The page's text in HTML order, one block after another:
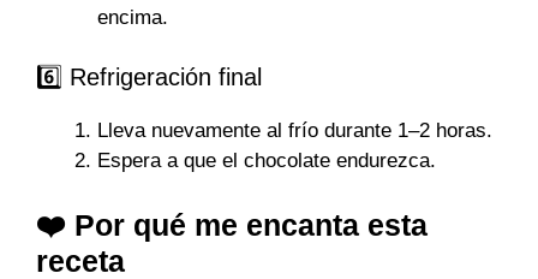
encima.
6️⃣ Refrigeración final
Lleva nuevamente al frío durante 1–2 horas.
Espera a que el chocolate endurezca.
❤️ Por qué me encanta esta
receta